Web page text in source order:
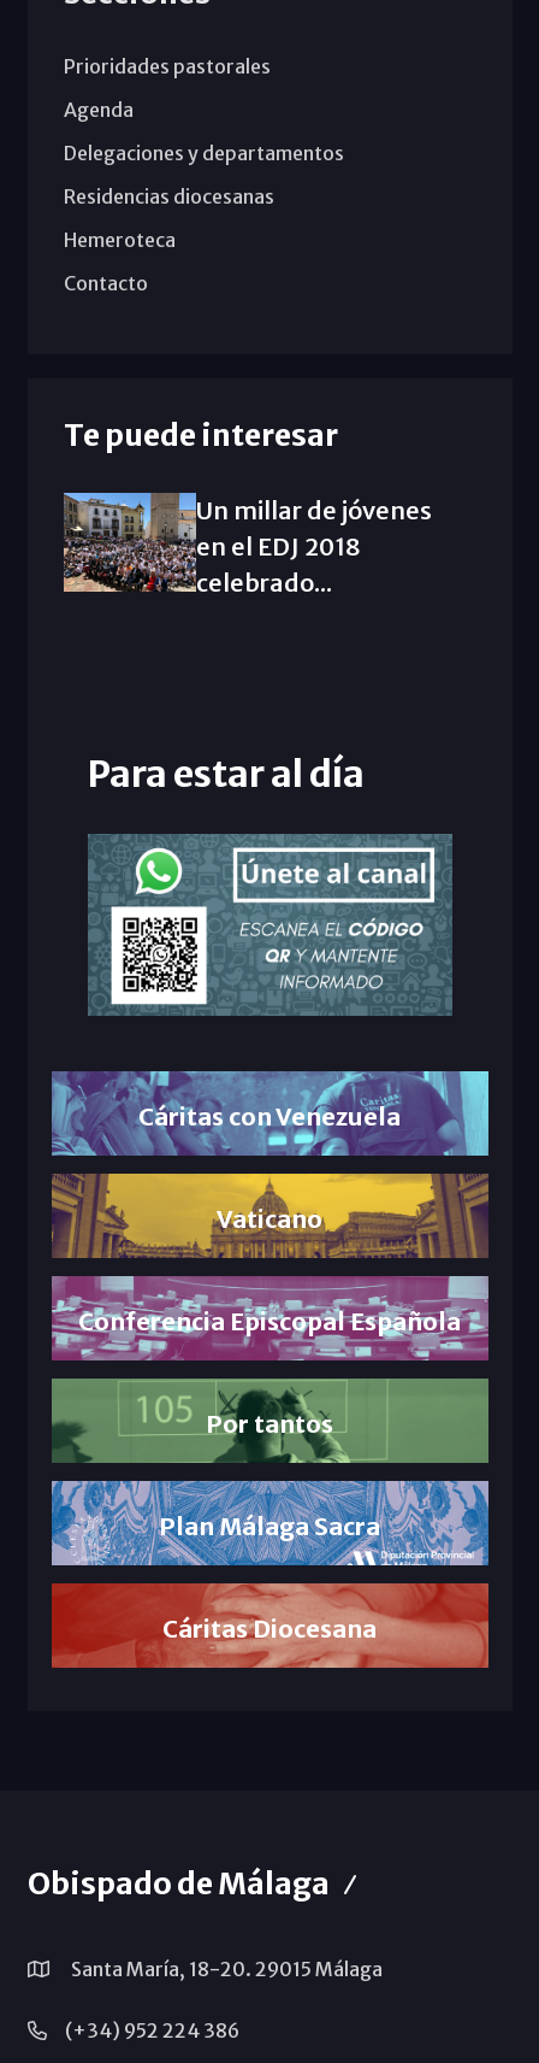
Prioridades pastorales
Agenda
Delegaciones y departamentos
Residencias diocesanas
Hemeroteca
Contacto
Te puede interesar
Un millar de jóvenes
en el EDJ 2018
celebrado...
Para estar al día
Cáritas con Venezuela
Vaticano
Conferencia Episcopal Española
Por tantos
Plan Málaga Sacra
Cáritas Diocesana
Obispado de Málaga
Santa María, 18-20. 29015 Málaga
(+34) 952 224 386